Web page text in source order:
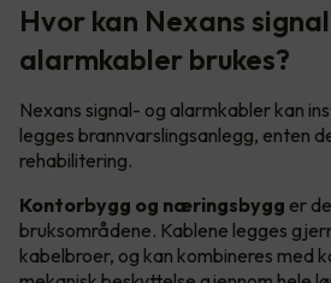
Hvor kan Nexans
alarmkabler brukes?
Nexans signal- og alarmkabler kan
legges brannvarslingsanlegg, enten
rehabilitering.
Kontorbygg og næringsbygg er
bruksområdene. Kablene legges
kabelbroer, og kan kombineres med